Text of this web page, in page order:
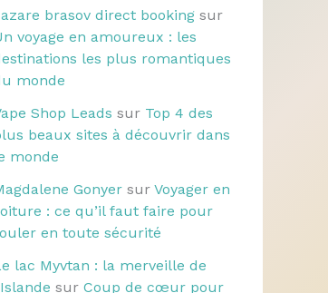
brasov direct booking sur
voyage en amoureux : les
les plus romantiques
monde
Shop Leads sur Top 4 des
beaux sites à découvrir dans
monde
Gonyer sur Voyager en
: ce qu’il faut faire pour
en toute sécurité
lac Myvtan : la merveille de
sur Coup de cœur pour